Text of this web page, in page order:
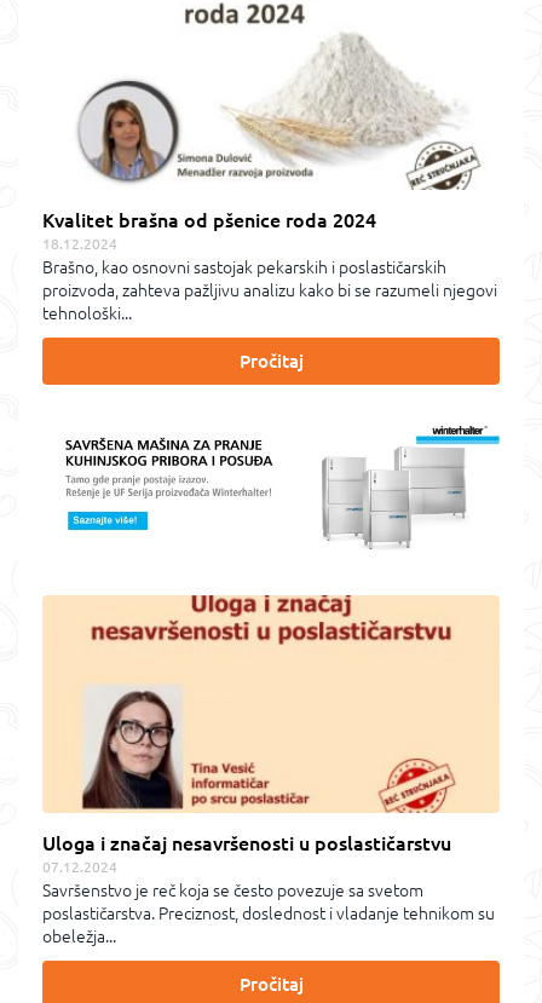
Kvalitet brašna od pšenice roda 2024
18.12.2024
Brašno, kao osnovni sastojak pekarskih i poslastičarskih
proizvoda, zahteva pažljivu analizu kako bi se razumeli njegovi
tehnološki...
Pročitaj
Uloga i značaj nesavršenosti u poslastičarstvu
07.12.2024
Savršenstvo je reč koja se često povezuje sa svetom
poslastičarstva. Preciznost, doslednost i vladanje tehnikom su
obeležja...
Pročitaj